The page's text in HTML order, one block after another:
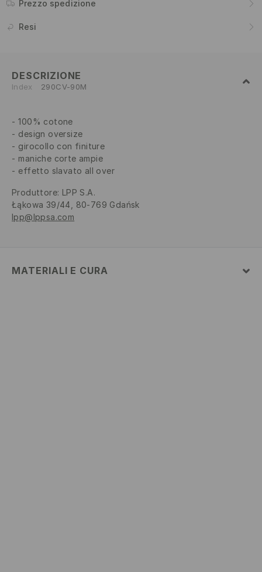
Prezzo spedizione
Resi
DESCRIZIONE
Index 290CV-90M
100% cotone
design oversize
girocollo con finiture
maniche corte ampie
effetto slavato all over
Produttore: LPP S.A.
Łąkowa 39/44, 80-769 Gdańsk
lpp@lppsa.com
MATERIALI E CURA